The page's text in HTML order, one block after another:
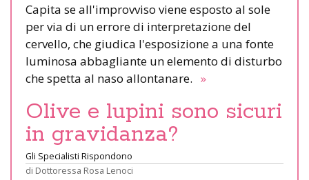
Capita se all'improvviso viene esposto al sole
per via di un errore di interpretazione del
cervello, che giudica l'esposizione a una fonte
luminosa abbagliante un elemento di disturbo
che spetta al naso allontanare. »
Olive e lupini sono sicuri
in gravidanza?
Gli Specialisti Rispondono
di Dottoressa Rosa Lenoci